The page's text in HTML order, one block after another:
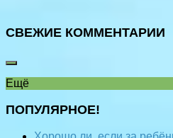
СВЕЖИЕ КОММЕНТАРИИ
Ещё
ПОПУЛЯРНОЕ!